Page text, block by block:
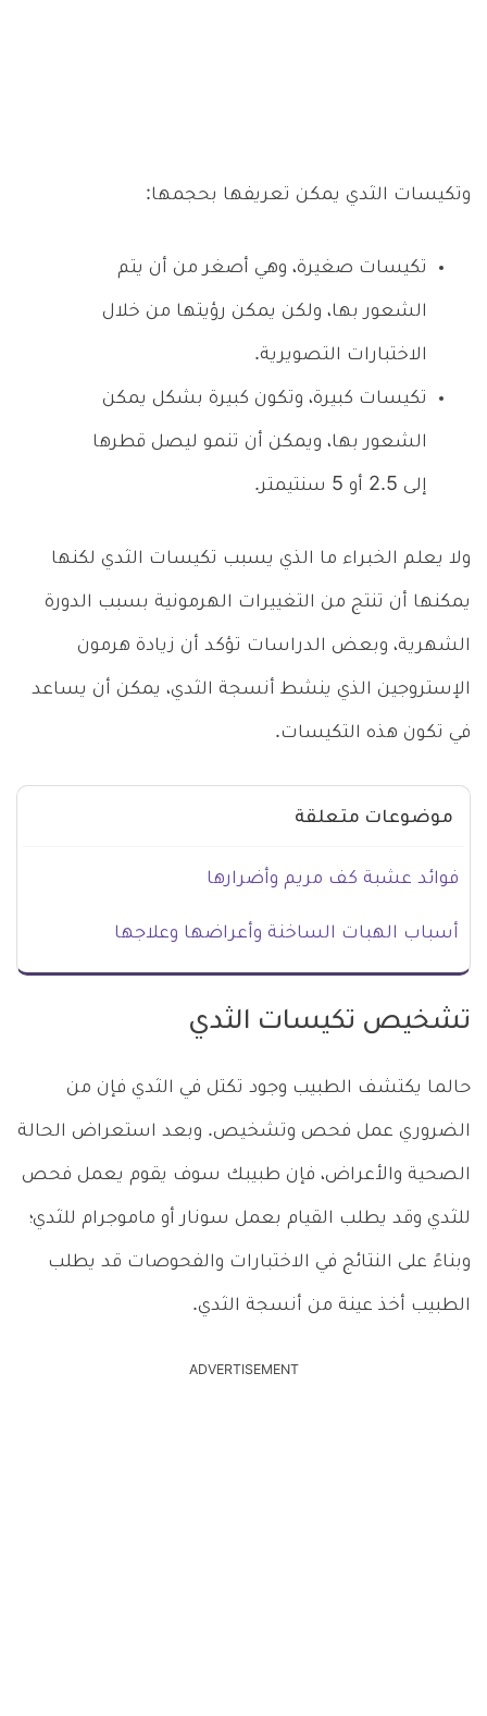
وتكيسات الثدي يمكن تعريفها بحجمها:
تكيسات صغيرة، وهي أصغر من أن يتم
الشعور بها، ولكن يمكن رؤيتها من خلال
الاختبارات التصويرية.
تكيسات كبيرة، وتكون كبيرة بشكل يمكن
الشعور بها، ويمكن أن تنمو ليصل قطرها
إلى 2.5 أو 5 سنتيمتر.
ولا يعلم الخبراء ما الذي يسبب تكيسات الثدي لكنها
يمكنها أن تنتج من التغييرات الهرمونية بسبب الدورة
الشهرية، وبعض الدراسات تؤكد أن زيادة هرمون
الإستروجين الذي ينشط أنسجة الثدي، يمكن أن يساعد
في تكون هذه التكيسات.
موضوعات متعلقة
فوائد عشبة كف مريم وأضرارها
أسباب الهبات الساخنة وأعراضها وعلاجها
تشخيص تكيسات الثدي
حالما يكتشف الطبيب وجود تكتل في الثدي فإن من
الضروري عمل فحص وتشخيص. وبعد استعراض الحالة
الصحية والأعراض، فإن طبيبك سوف يقوم يعمل فحص
للثدي وقد يطلب القيام بعمل سونار أو ماموجرام للثدي؛
وبناءً على النتائج في الاختبارات والفحوصات قد يطلب
الطبيب أخذ عينة من أنسجة الثدي.
ADVERTISEMENT